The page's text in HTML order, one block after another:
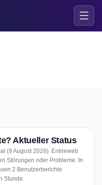
Aktueller Status
(9 August 2026). Entireweb
Störungen oder Probleme. In
2 Benutzerberichte
Stunde.